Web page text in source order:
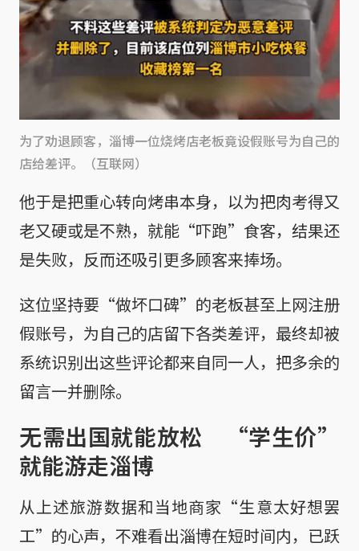
为了劝退顾客，淄博一位烧烤店老板竟设假账号为自己的
店给差评。（互联网）
他于是把重心转向烤串本身，以为把肉考得又
老又硬或是不熟，就能“吓跑”食客，结果还
是失败，反而还吸引更多顾客来捧场。
这位坚持要“做坏口碑”的老板甚至上网注册
假账号，为自己的店留下各类差评，最终却被
系统识别出这些评论都来自同一人，把多余的
留言一并删除。
无需出国就能放松 “学生价”
就能游走淄博
从上述旅游数据和当地商家“生意太好想罢
工”的心声，不难看出淄博在短时间内，已跃